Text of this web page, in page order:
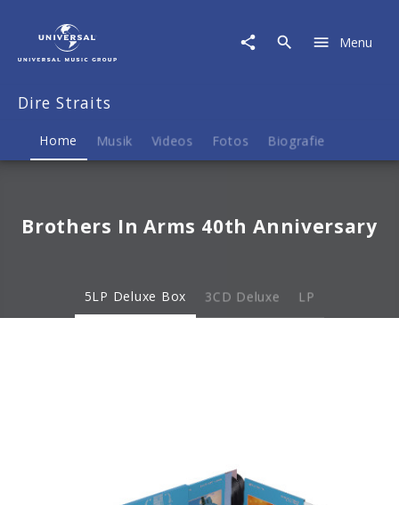
Musik
Merch
Menu
Dire Straits
Home Musik Videos Fotos Biografie
Brothers In Arms 40th Anniversary
5LP Deluxe Box 3CD Deluxe LP